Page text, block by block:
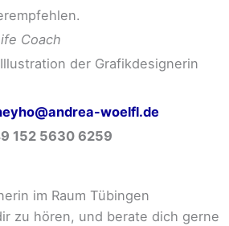
Coach
woelfl.de
152 5630 6259
im Raum Tübingen
zu hören, und berate dich gerne